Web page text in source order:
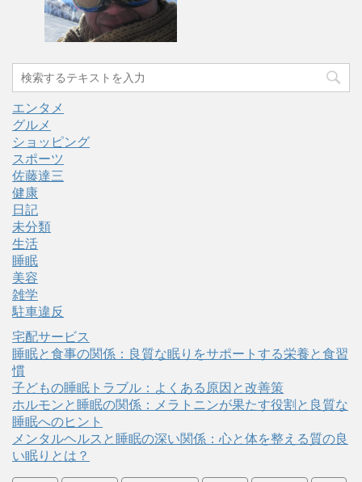
エンタメ
グルメ
ショッピング
スポーツ
佐藤達三
健康
日記
未分類
生活
睡眠
美容
雑学
駐車違反
宅配サービス
睡眠と食事の関係：良質な眠りをサポートする栄養と食習
慣
子どもの睡眠トラブル：よくある原因と改善策
ホルモンと睡眠の関係：メラトニンが果たす役割と良質な
睡眠へのヒント
メンタルヘルスと睡眠の深い関係：心と体を整える質の良
い眠りとは？